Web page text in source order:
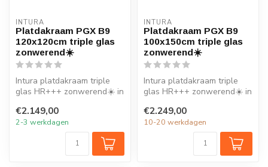
INTURA
Platdakraam PGX B9
120x120cm triple glas
zonwerend☀️
Intura platdakraam triple
glas HR+++ zonwerend☀️ in
ideaal ...
€2.149,00
2-3 werkdagen
INTURA
Platdakraam PGX B9
100x150cm triple glas
zonwerend☀️
Intura platdakraam triple
glas HR+++ zonwerend☀️ in
ideaal ...
€2.249,00
10-20 werkdagen